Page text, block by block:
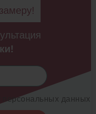
персональных данных